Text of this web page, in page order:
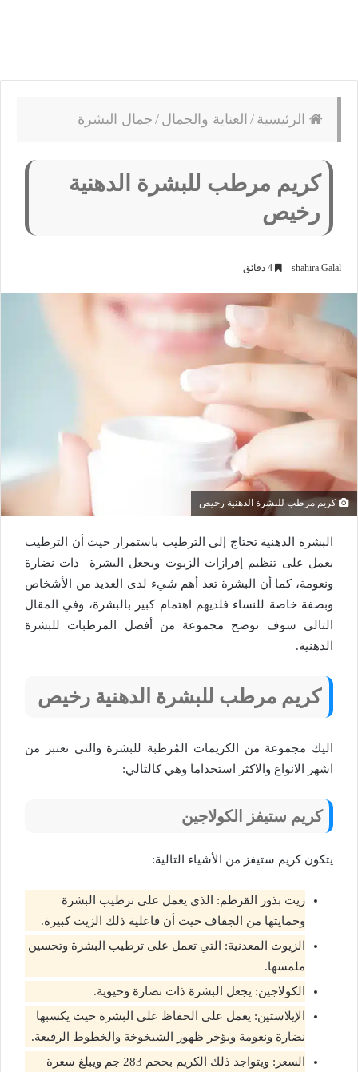
الرئيسية / العناية والجمال / جمال البشرة
كريم مرطب للبشرة الدهنية
رخيص
shahira Galal
كريم مرطب للبشرة الدهنية رخيص
البشرة الدهنية تحتاج إلى الترطيب باستمرار حيث أن الترطيب
يعمل على تنظيم إفرازات الزيوت ويجعل البشرة ذات نضارة
ونعومة، كما أن البشرة تعد أهم شيء لدى العديد من الأشخاص
وبصفة خاصة للنساء فلديهم اهتمام كبير بالبشرة، وفي المقال
التالي سوف نوضح مجموعة من أفضل المرطبات للبشرة
الدهنية.
كريم مرطب للبشرة الدهنية رخيص
اليك مجموعة من الكريمات المُرطبة للبشرة والتي تعتبر من
اشهر الانواع والاكثر استخداما وهي كالتالي:
كريم ستيفز الكولاجين
يتكون كريم ستيفز من الأشياء التالية:
زيت بذور القرطم: الذي يعمل على ترطيب البشرة
وحمايتها من الجفاف حيث أن فاعلية ذلك الزيت كبيرة.
الزيوت المعدنية: التي تعمل على ترطيب البشرة وتحسين
ملمسها.
الكولاجين: يجعل البشرة ذات نضارة وحيوية.
الإيلاستين: يعمل على الحفاظ على البشرة حيث يكسبها
نضارة ونعومة ويؤخر ظهور الشيخوخة والخطوط الرفيعة.
السعر: ويتواجد ذلك الكريم بحجم 283 جم ويبلغ سعرة